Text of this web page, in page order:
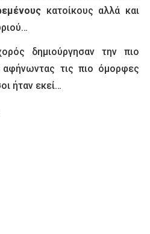
κατοίκους αλλά και
δημιούργησαν την πιο
αφήνωντας τις πιο όμορφες
ήταν εκεί…